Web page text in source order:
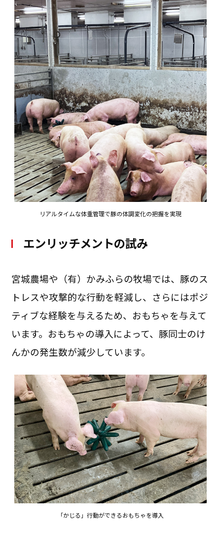
リアルタイムな体重管理で豚の体調変化の把握を実現
エンリッチメントの試み
「かじる」行動ができるおもちゃを導入
宮城農場や（有）かみふらの牧場では、豚のス
トレスや攻撃的な行動を軽減し、さらにはポジ
ティブな経験を与えるため、おもちゃを与えて
います。おもちゃの導入によって、豚同士のけ
んかの発生数が減少しています。